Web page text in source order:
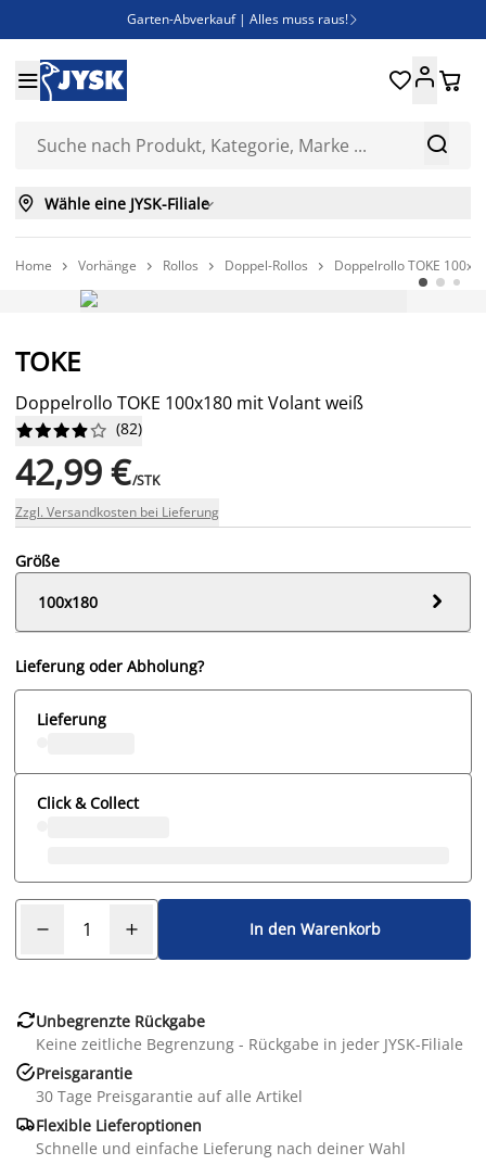
Garten-Abverkauf | Alles muss raus! 
Bist du Unternehmer? Entdecke JYSK-B2B
Esszimmerstuhl ADSLEV um nur 40€


 
 Wähle eine JYSK-Filiale
Home  Vorhänge  Rollos  Doppel-Rollos  Doppelrollo TOKE
TOKE
Doppelrollo TOKE 100x180 mit Volant weiß





 (82)
42,99 €/STK
Zzgl. Versandkosten bei Lieferung
Größe
100x180

Lieferung oder Abholung?
Lieferung
Click & Collect
In den Warenkorb
Unbegrenzte Rückgabe
Keine zeitliche Begrenzung - Rückgabe in jeder JYSK-Filiale
Preisgarantie
30 Tage Preisgarantie auf alle Artikel
Flexible Lieferoptionen
Schnelle und einfache Lieferung nach deiner Wahl